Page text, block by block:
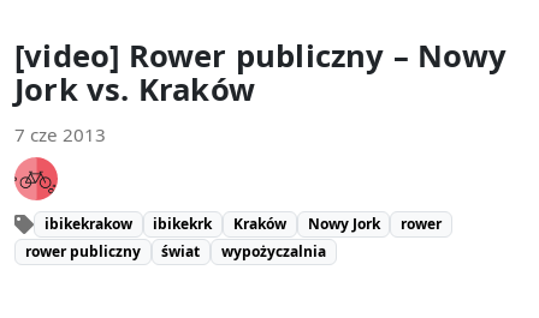
[video] Rower publiczny – Nowy
Jork vs. Kraków
7 cze 2013
ibikekrakow ibikekrk Kraków Nowy Jork
rower
rower publiczny
świat wypożyczalnia